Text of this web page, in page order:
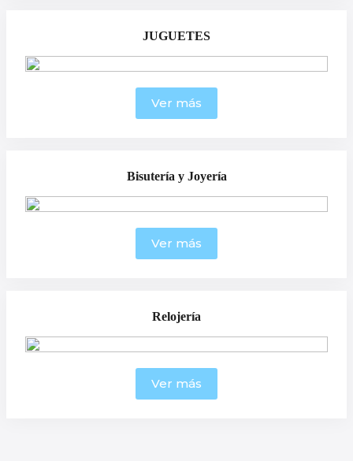
JUGUETES
Ver más
Bisutería y Joyería
Ver más
Relojería
Ver más